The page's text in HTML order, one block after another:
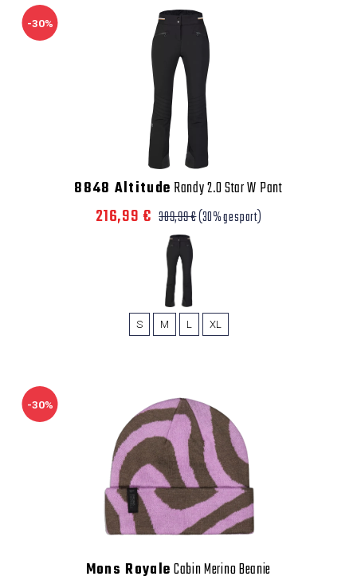
-30%
8848 Altitude Randy 2.0 Star W Pant
216,99 € 309,99 €(30% gespart)
S M L XL
-30%
Mons RoyaleCabin Merino Beanie